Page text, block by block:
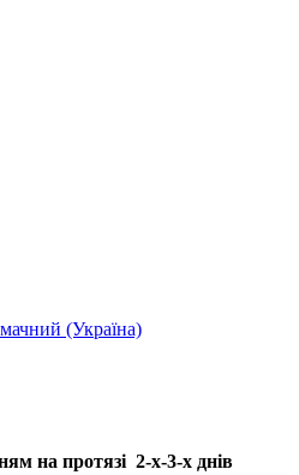
(Україна)
на протязі 2-х-3-х днів